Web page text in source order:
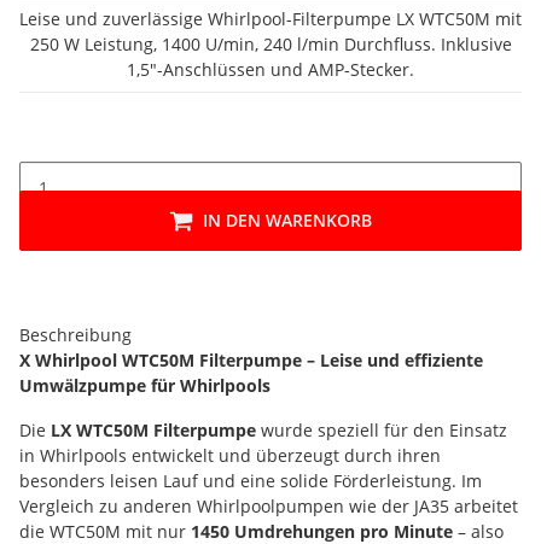
Leise und zuverlässige Whirlpool-Filterpumpe LX WTC50M mit
250 W Leistung, 1400 U/min, 240 l/min Durchfluss. Inklusive
1,5"-Anschlüssen und AMP-Stecker.
IN DEN WARENKORB
Beschreibung
X Whirlpool WTC50M Filterpumpe – Leise und effiziente
Umwälzpumpe für Whirlpools
Die LX WTC50M Filterpumpe wurde speziell für den Einsatz
in Whirlpools entwickelt und überzeugt durch ihren
besonders leisen Lauf und eine solide Förderleistung. Im
Vergleich zu anderen Whirlpoolpumpen wie der JA35 arbeitet
die WTC50M mit nur 1450 Umdrehungen pro Minute – also